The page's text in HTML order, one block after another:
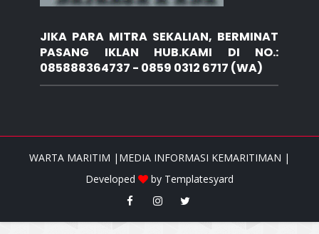
JIKA PARA MITRA SEKALIAN, BERMINAT
PASANG IKLAN HUB.KAMI DI NO.:
085888364737 - 0859 0312 6717 (WA)
WARTA MARITIM |MEDIA INFORMASI KEMARITIMAN |
Developed
by Templatesyard